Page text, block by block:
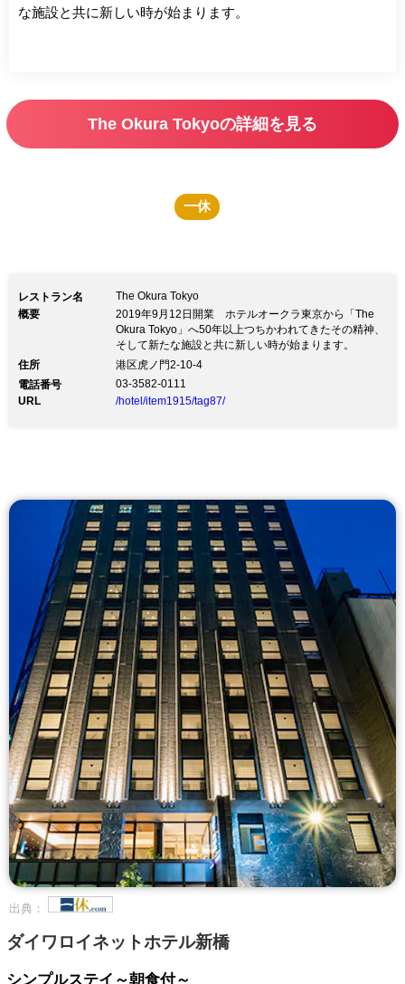
な施設と共に新しい時が始まります。
The Okura Tokyoの詳細を見る
一休
レストラン名
The Okura Tokyo
概要
2019年9月12日開業 ホテルオークラ東京から「The
Okura Tokyo」へ50年以上つちかわれてきたその精神、
そして新たな施設と共に新しい時が始まります。
住所
港区虎ノ門2-10-4
電話番号
03-3582-0111
URL
/hotel/item1915/tag87/
出典：
ダイワロイネットホテル新橋
シンプルステイ～朝食付～